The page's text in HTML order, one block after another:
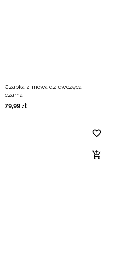
Czapka zimowa dziewczęca -
czarna
79,99 zł